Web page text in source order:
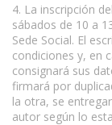
4. La inscripción
sábados de 10 a
Sede Social. El
condiciones y, en
consignará sus
firmará por
la otra, se
autor según lo